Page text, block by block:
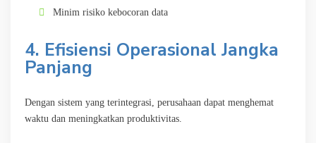
Minim risiko kebocoran data
4. Efisiensi Operasional Jangka
Panjang
Dengan sistem yang terintegrasi, perusahaan dapat menghemat
waktu dan meningkatkan produktivitas.